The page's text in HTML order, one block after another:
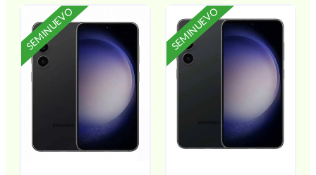
SEMINUEVO SEMINUEVO